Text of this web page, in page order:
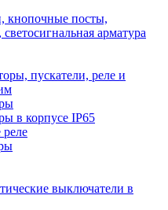
кнопочные посты,
арматура
пускатели, реле и
в корпусе IP65
выключатели в